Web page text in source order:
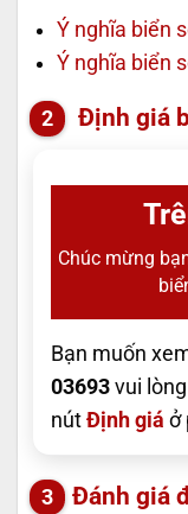
Ý nghĩa biển
Ý nghĩa biển
Định giá
Chúc mừng
Bạn muốn
03693 vui
nút Định giá ở
Đánh giá